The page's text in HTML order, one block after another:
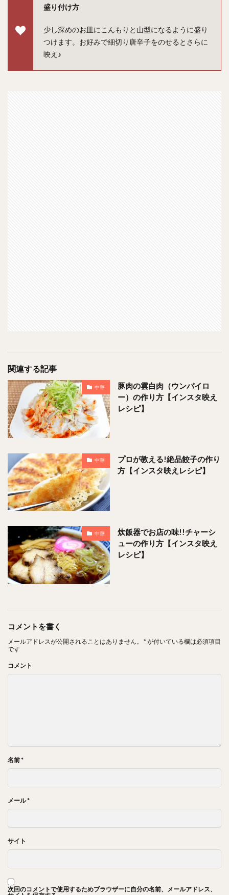
盛り付け方
少し深めのお皿にこんもりと山型になるように盛り
つけます。お好みで細切り唐辛子をのせるとさらに
映え♪
関連する記事
中華
豚肉の雲白肉（ウンパイロ
ー）の作り方【インスタ映え
レシピ】
中華
プロが教える!絶品餃子の作り
方【インスタ映えレシピ】
中華
炊飯器でお店の味!!チャーシ
ューの作り方【インスタ映え
レシピ】
コメントを書く
メールアドレスが公開されることはありません。 *が付いている欄は必須項目
です
コメント
名前*
メール*
サイト
次回のコメントで使用するためブラウザーに自分の名前、メールアドレス、